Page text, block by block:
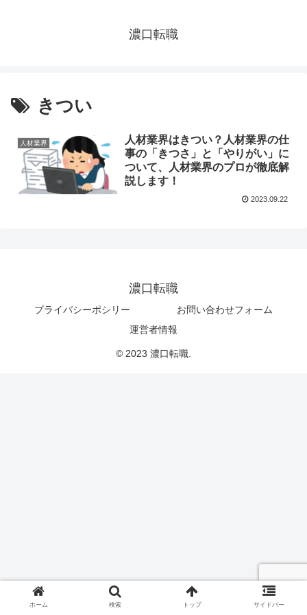
濃口転職
きつい
人材業界
人材業界はきつい？人材業界の仕
事の「きつさ」と「やりがい」に
ついて、人材業界のプロが徹底解
説します！
2023.09.22
濃口転職
プライバシーポシリー
お問い合わせフォーム
運営者情報
© 2023 濃口転職.
ホーム 検索 トップ サイドバー